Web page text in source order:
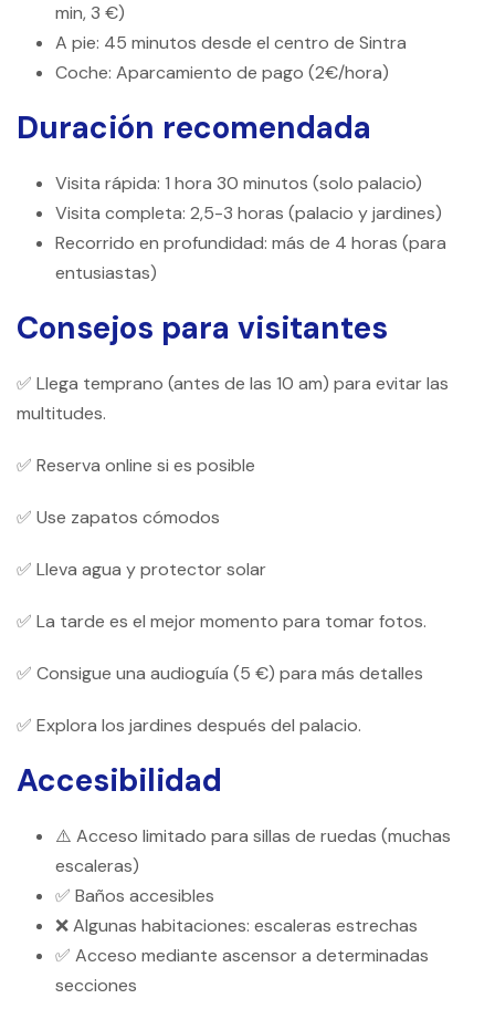
min, 3 €)
A pie: 45 minutos desde el centro de Sintra
Coche: Aparcamiento de pago (2€/hora)
Duración recomendada
Visita rápida: 1 hora 30 minutos (solo palacio)
Visita completa: 2,5-3 horas (palacio y jardines)
Recorrido en profundidad: más de 4 horas (para
entusiastas)
Consejos para visitantes
✅ Llega temprano (antes de las 10 am) para evitar las
multitudes.
✅ Reserva online si es posible
✅ Use zapatos cómodos
✅ Lleva agua y protector solar
✅ La tarde es el mejor momento para tomar fotos.
✅ Consigue una audioguía (5 €) para más detalles
✅ Explora los jardines después del palacio.
Accesibilidad
⚠️ Acceso limitado para sillas de ruedas (muchas
escaleras)
✅ Baños accesibles
❌ Algunas habitaciones: escaleras estrechas
✅ Acceso mediante ascensor a determinadas
secciones